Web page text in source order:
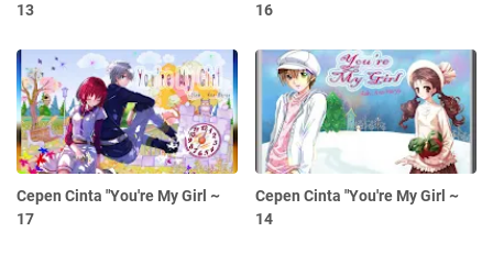
13
16
Cepen Cinta "You're My Girl ~
17
Cepen Cinta "You're My Girl ~
14